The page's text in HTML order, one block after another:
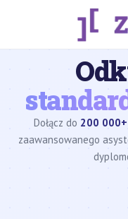
Dołącz do 200 000+
zaawansowanego